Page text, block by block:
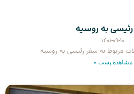
به روسیه
۱۴۰۱-۰۹-۱۰
مربوط به سفر رئیسی به روسیه
مشاهده پست »